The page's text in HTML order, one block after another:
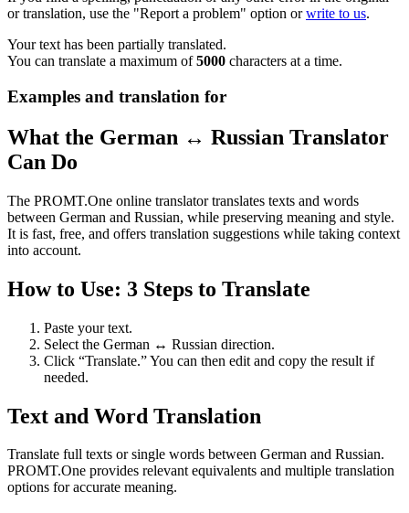
or translation, use the "Report a problem" option orwrite to us.
Your text has been partially translated.
You can translate a maximum of5000 characters at a time.
Examples and translation for
What the German ↔ Russian Translator
Can Do
The PROMT.One online translator translates texts and words
between German and Russian, while preserving meaning and style.
It is fast, free, and offers translation suggestions while taking context
into account.
How to Use: 3 Steps to Translate
Paste your text.
Select the German ↔ Russian direction.
Click “Translate.” You can then edit and copy the result if
needed.
Text and Word Translation
Translate full texts or single words between German and Russian.
PROMT.One provides relevant equivalents and multiple translation
options for accurate meaning.